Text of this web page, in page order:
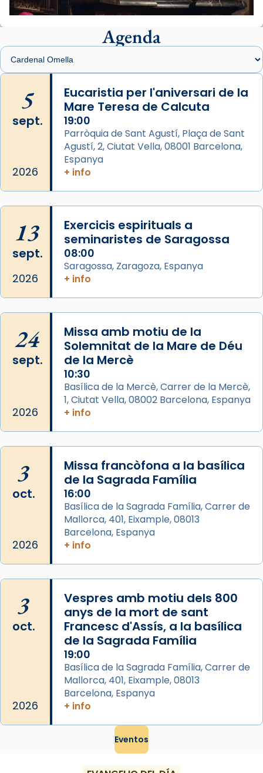
📸 J. Merino
de Barcelona.
2 weeks ago
Aquest dilluns, 27 de juliol, ha tingut lloc la
missa d’acció de gràcies en agraïment al
comitè organitzador de la visita apostòlica
del Sant Pare Lleó XIV a Barcelona, i als
L’arquebisbe de Barcelona, el cardenal Joan
Josep Omella, ha presidit la missa i l’ha
concelebrat el bisbe auxiliar de Barcelona,
Mons. David Abadías.
📸 Dr. G. Simón
Arquebisbat de Barcelona
2 weeks ago
Memòria de les santes Juliana i
Semproniana, verges i màrtirs.
Acompanyant la història de sant Cugat, a
que les santes Juliana (“relatiu a Júlia”) i
Semproniana (“relatiu a Semprònia =
eterna”) són deixebles seves. I l’any 1667, el
frare Joan Gaspar Roig, afirma en una obra
que les santes són filles de l’antiga Iluro.
Mataró en reivindicarà les relíq
Foto
Agenda
5
sept.
2026
Eucaristia per l'aniversari de la
Mare Teresa de Calcuta
19:00
Parròquia de Sant Agustí, Plaça de Sant
Agustí, 2, Ciutat Vella, 08001 Barcelona,
Espanya
+ info
13
sept.
2026
Exercicis espirituals a
seminaristes de Saragossa
08:00
Saragossa, Zaragoza, Espanya
+ info
24
sept.
2026
Missa amb motiu de la
Solemnitat de la Mare de Déu
de la Mercè
10:30
Basílica de la Mercè, Carrer de la Mercè,
1, Ciutat Vella, 08002 Barcelona, Espanya
+ info
3
oct.
2026
Missa francòfona a la basílica
de la Sagrada Família
16:00
Basílica de la Sagrada Família, Carrer de
Mallorca, 401, Eixample, 08013
Barcelona, Espanya
+ info
3
oct.
2026
Vespres amb motiu dels 800
anys de la mort de sant
Francesc d'Assís, a la basílica
de la Sagrada Família
19:00
Basílica de la Sagrada Família, Carrer de
Mallorca, 401, Eixample, 08013
Barcelona, Espanya
+ info
Eventos